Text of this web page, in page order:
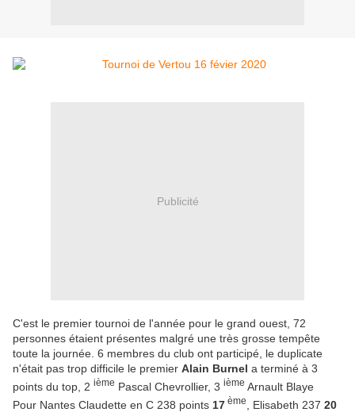
Publicité
C'est le premier tournoi de l'année pour le grand ouest, 72
personnes étaient présentes malgré une très grosse tempête
toute la journée. 6 membres du club ont participé, le duplicate
n'était pas trop difficile le premier Alain Burnel a terminé à 3
points du top, 2 ième Pascal Chevrollier, 3 ième Arnault Blaye
Pour Nantes Claudette en C 238 points 17 ème , Elisabeth 237 20